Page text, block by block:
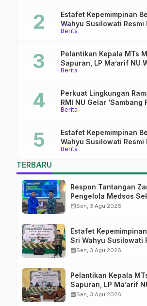
Berita
Estafet Kepemimpinan
Wahyu Susilowati Resmi
Ma’arif Sapuran
Berita
Pelantikan Kepala MTs
Sapuran, LP Ma’arif NU
Tekankan Lima Amanah
Berita
Perkuat Lingkungan
RMI NU Gelar ‘Sambang
Pati
Berita
Estafet Kepemimpinan
Wahyu Susilowati Resmi
Ma’arif Sapuran
TERBARU
Respon Tantangan
Pengelola Medsos
Pekalongan Ikuti
calendar_monthSen, 3 Agu 2026
Estafet
Sri Wahyu Susilowati
MTs Ma’arif Sapuran
calendar_monthSen, 3 Agu 2026
Pelantikan Kepala
Sapuran, LP Ma’arif
Tekankan Lima
calendar_monthSen, 3 Agu 2026